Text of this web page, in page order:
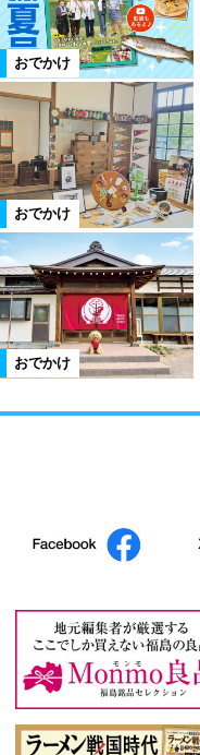
おでかけ
おでかけ
おでかけ